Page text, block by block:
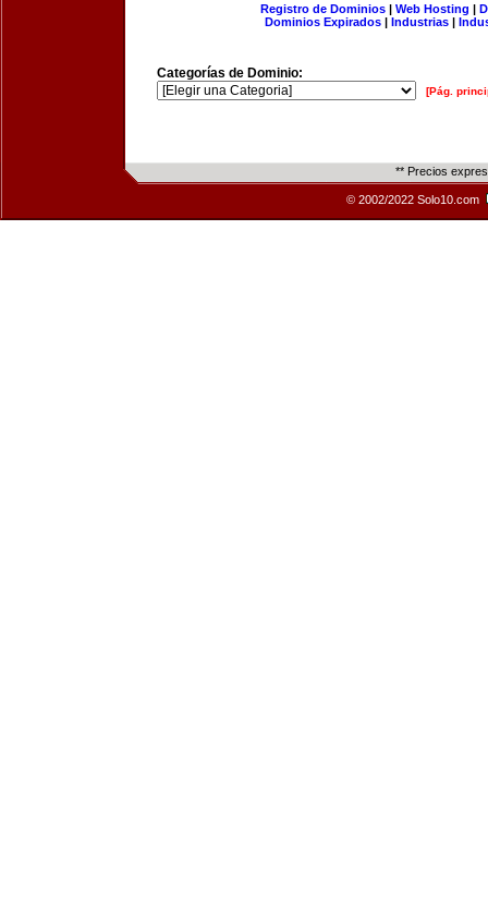
Registro de Dominios| Web Hosting |
Dominios Expirados | Industrias |
Categorías de Dominio:
[Pág.
** Precios
© 2002/2022 Solo10.com